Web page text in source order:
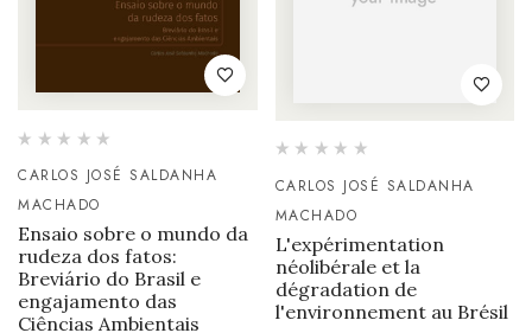
CARLOS JOSÉ SALDANHA
MACHADO
Ensaio sobre o mundo da
rudeza dos fatos:
Breviário do Brasil e
engajamento das
Ciências Ambientais
CARLOS JOSÉ SALDANHA
MACHADO
L'expérimentation
néolibérale et la
dégradation de
l'environnement au Brésil